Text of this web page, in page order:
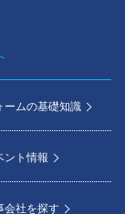
ームの基礎知識
ント情報
会社を探す